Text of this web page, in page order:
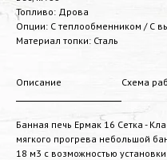
Топливо: Дрова
Опции: С теплообменником / С
Материал топки: Сталь
Описание Схема
Банная печь Ермак 16 Сетка -
мягкого прогрева небольшой
18 м3 с возможностью